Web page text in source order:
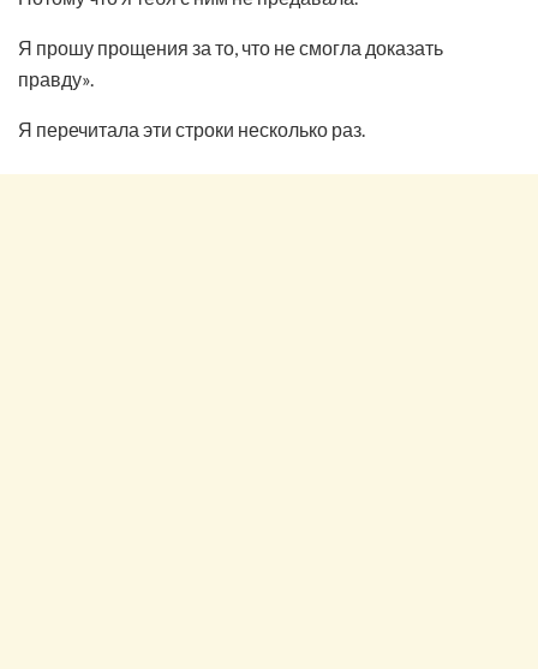
Я прошу прощения за то, что не смогла доказать
правду».
Я перечитала эти строки несколько раз.